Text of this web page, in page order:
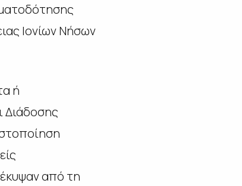
Ιονίων Νήσων
ή
Διάδοσης
από τη